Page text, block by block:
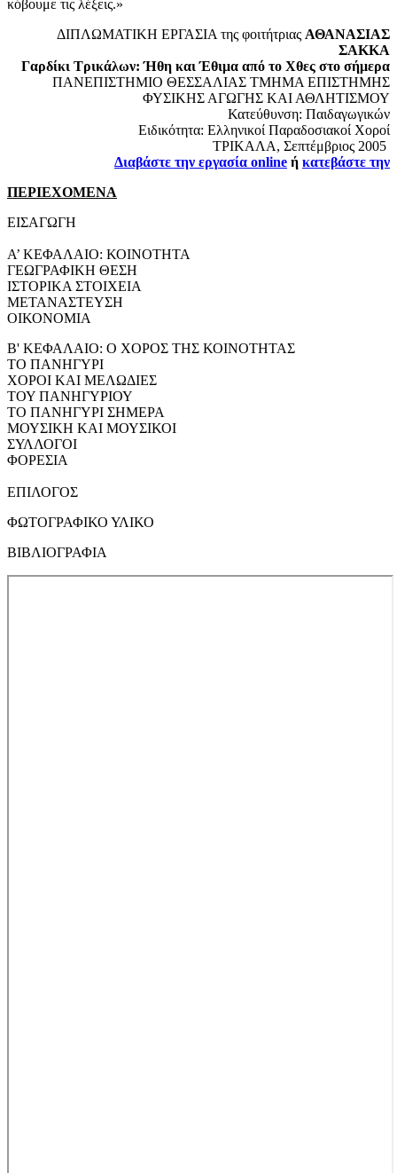
κόβουμε τις λέξεις.»
ΔΙΠΛΩΜΑΤΙΚΗ ΕΡΓΑΣΙΑ της φοιτήτριας ΑΘΑΝΑΣΙΑΣ
ΣΑΚΚΑ
Γαρδίκι Τρικάλων: Ήθη και Έθιμα από το Χθες στο σήμερα
ΠΑΝΕΠΙΣΤΗΜΙΟ ΘΕΣΣΑΛΙΑΣ ΤΜΗΜΑ ΕΠΙΣΤΗΜΗΣ
ΦΥΣΙΚΗΣ ΑΓΩΓΗΣ ΚΑΙ ΑΘΛΗΤΙΣΜΟΥ
Κατεύθυνση: Παιδαγωγικών
Ειδικότητα: Ελληνικοί Παραδοσιακοί Χοροί
ΤΡΙΚΑΛΑ, Σεπτέμβριος 2005
Διαβάστε την εργασία online ή κατεβάστε την
ΠΕΡΙΕΧΟΜΕΝΑ
ΕΙΣΑΓΩΓΗ
Α’ ΚΕΦΑΛΑΙΟ: ΚΟΙΝΟΤΗΤΑ
ΓΕΩΓΡΑΦΙΚΗ ΘΕΣΗ
ΙΣΤΟΡΙΚΑ ΣΤΟΙΧΕΙΑ
ΜΕΤΑΝΑΣΤΕΥΣΗ
ΟΙΚΟΝΟΜΙΑ
Β' ΚΕΦΑΛΑΙΟ: Ο ΧΟΡΟΣ ΤΗΣ ΚΟΙΝΟΤΗΤΑΣ
ΤΟ ΠΑΝΗΓΥΡΙ
ΧΟΡΟΙ ΚΑΙ ΜΕΛΩΔΙΕΣ
ΤΟΥ ΠΑΝΗΓΥΡΙΟΥ
ΤΟ ΠΑΝΗΓΥΡΙ ΣΗΜΕΡΑ
ΜΟΥΣΙΚΗ ΚΑΙ ΜΟΥΣΙΚΟΙ
ΣΥΛΛΟΓΟΙ
ΦΟΡΕΣΙΑ
ΕΠΙΛΟΓΟΣ
ΦΩΤΟΓΡΑΦΙΚΟ ΥΛΙΚΟ
ΒΙΒΛΙΟΓΡΑΦΙΑ